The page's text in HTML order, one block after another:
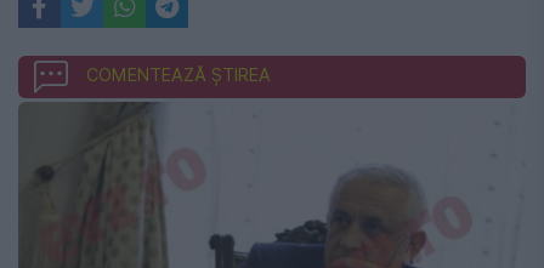
COMENTEAZĂ ȘTIREA